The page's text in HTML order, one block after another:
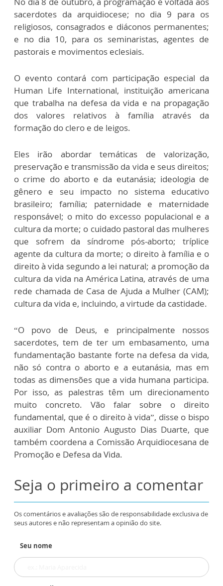
sacerdotes da arquidiocese; no dia 9 para os
religiosos, consagrados e diáconos permanentes;
e no dia 10, para os seminaristas, agentes de
pastorais e movimentos eclesiais.
O evento contará com participação especial da
Human Life International, instituição americana
que trabalha na defesa da vida e na propagação
dos valores relativos à família através da
formação do clero e de leigos.
Eles irão abordar temáticas de valorização,
preservação e transmissão da vida e seus direitos;
o crime do aborto e da eutanásia; ideologia de
gênero e seu impacto no sistema educativo
brasileiro; família; paternidade e maternidade
responsável; o mito do excesso populacional e a
cultura da morte; o cuidado pastoral das mulheres
que sofrem da síndrome pós-aborto; tríplice
agente da cultura da morte; o direito à família e o
direito à vida segundo a lei natural; a promoção da
cultura da vida na América Latina, através de uma
rede chamada de Casa de Ajuda a Mulher (CAM);
cultura da vida e, incluindo, a virtude da castidade.
“O povo de Deus, e principalmente nossos
sacerdotes, tem de ter um embasamento, uma
fundamentação bastante forte na defesa da vida,
não só contra o aborto e a eutanásia, mas em
todas as dimensões que a vida humana participa.
Por isso, as palestras têm um direcionamento
muito concreto. Vão falar sobre o direito
fundamental, que é o direito à vida”, disse o bispo
auxiliar Dom Antonio Augusto Dias Duarte, que
também coordena a Comissão Arquidiocesana de
Promoção e Defesa da Vida.
Seja o primeiro a comentar
Os comentários e avaliações são de responsabilidade exclusiva de
seus autores e não representam a opinião do site.
Seu nome